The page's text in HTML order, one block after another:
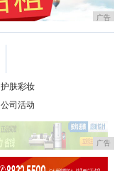
广告
护肤彩妆
公司活动
广告